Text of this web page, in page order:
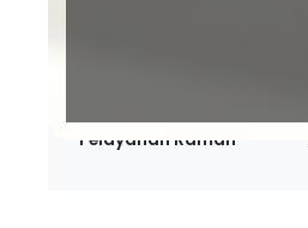
Pelayanan Ramah